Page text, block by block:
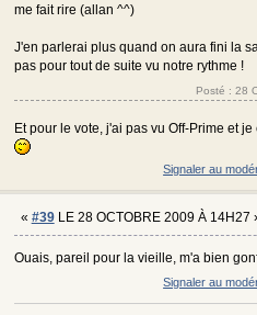
me fait rire (allan ^^)
J'en parlerai plus quand on aura fini la
pas pour tout de suite vu notre rythme !
Posté : 28
Et pour le vote, j'ai pas vu Off-Prime et
Signaler au
« #39LE 28 OCTOBRE 2009 À 14H27
Ouais, pareil pour la vieille, m'a bien
Signaler au